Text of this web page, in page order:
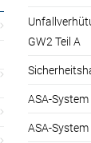
GW2 Teil A
ASA-
ASA-